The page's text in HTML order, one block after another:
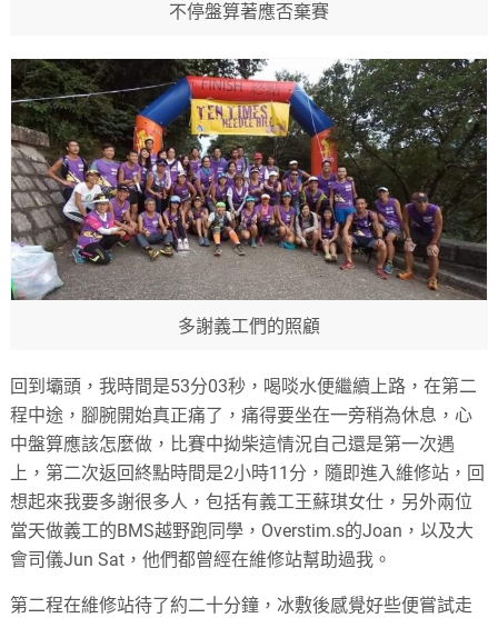
不停盤算著應否棄賽
多謝義工們的照顧
回到壩頭，我時間是53分03秒，喝啖水便繼續上路，在第二
程中途，腳腕開始真正痛了，痛得要坐在一旁稍為休息，心
中盤算應該怎麼做，比賽中拗柴這情況自己還是第一次遇
上，第二次返回終點時間是2小時11分，隨即進入維修站，回
想起來我要多謝很多人，包括有義工王蘇琪女仕，另外兩位
當天做義工的BMS越野跑同學，Overstim.s的Joan，以及大
會司儀Jun Sat，他們都曾經在維修站幫助過我。
第二程在維修站待了約二十分鐘，冰敷後感覺好些便嘗試走